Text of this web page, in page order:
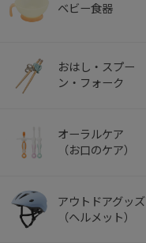
ベビー食器
おはし・スプー
ン・フォーク
オーラルケア
（お口のケア）
アウトドアグッズ
（ヘルメット）